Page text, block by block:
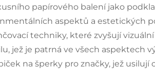
papírového balení jako
aspektů a estetických
techniky, které zvyšují
jež je patrná ve všech aspektech
na šperky pro značky, jež usilují